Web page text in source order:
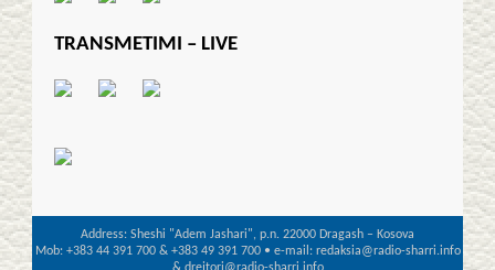
TRANSMETIMI – LIVE
Address: Sheshi "Adem Jashari", p.n. 22000 Dragash – Kosova
Mob: +383 44 391 700 & +383 49 391 700 • e-mail: redaksia@radio-sharri.info